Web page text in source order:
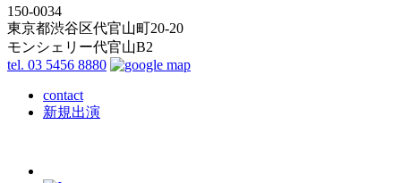
150-0034
東京都渋谷区代官山町20-20
モンシェリー代官山B2
tel. 03 5456 8880
contact
新規出演